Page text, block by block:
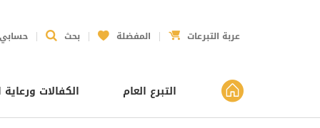
حسابي بحث المفضلة عربة التبرعات
التبرع العام الكفالات ورعاية